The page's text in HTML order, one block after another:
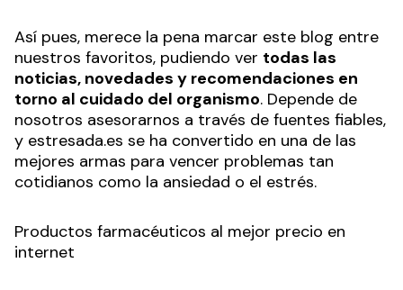
Así pues, merece la pena marcar este blog entre
nuestros favoritos, pudiendo ver todas las
noticias, novedades y recomendaciones en
torno al cuidado del organismo. Depende de
nosotros asesorarnos a través de fuentes fiables,
y estresada.es se ha convertido en una de las
mejores armas para vencer problemas tan
cotidianos como la ansiedad o el estrés.
Productos farmacéuticos al mejor precio en
internet